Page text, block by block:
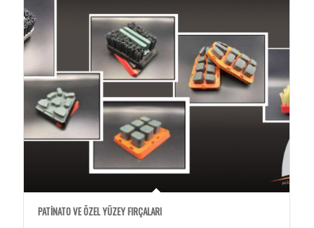
PATİNATO VE ÖZEL YÜZEY FIRÇALARI